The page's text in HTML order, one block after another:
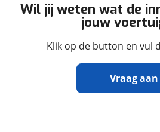
Massa ledig voertuig
Maximaal toelaatbaar
gewicht
Wil jij weten wat de
jouw
Klik op de button en vul
Vraag aan
Ontvang gratis jouw